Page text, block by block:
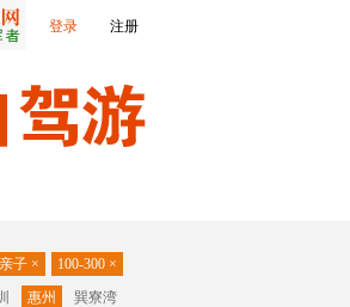
登录 注册
亲子 × 100-300 ×
惠州 巽寮湾